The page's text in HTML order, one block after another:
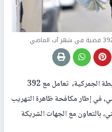
جهاز الضابطة الجمركية، تعامل مع 392
إطار مكافحة ظاهرة التهريب
بالتعاون مع الجهات الشريكة